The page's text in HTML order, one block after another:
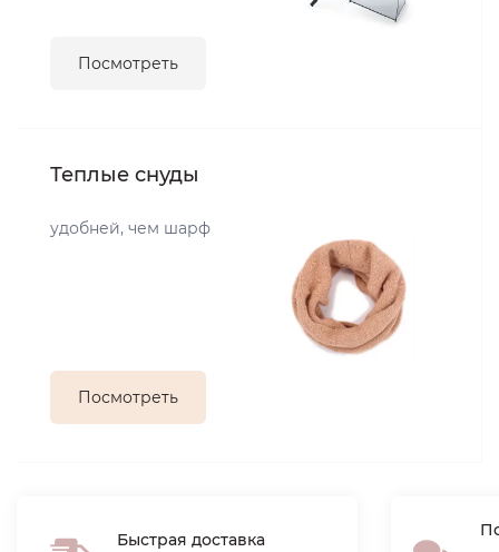
Посмотреть
Теплые снуды
удобней, чем шарф
Посмотреть
Быстрая доставка